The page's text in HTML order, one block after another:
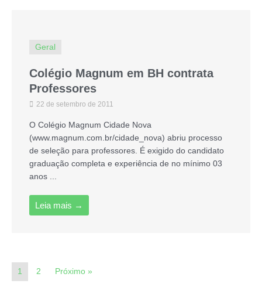
Geral
Colégio Magnum em BH contrata
Professores
22 de setembro de 2011
O Colégio Magnum Cidade Nova
(www.magnum.com.br/cidade_nova) abriu processo
de seleção para professores. É exigido do candidato
graduação completa e experiência de no mínimo 03
anos ...
Leia mais →
1 2 Próximo »